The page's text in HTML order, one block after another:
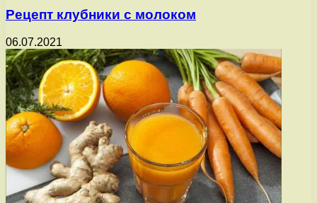
Рецепт клубники с молоком
06.07.2021